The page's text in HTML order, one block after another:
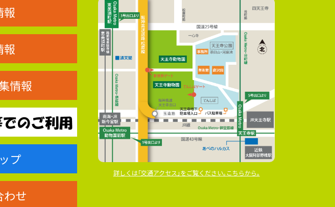
報
報
情報
プ
わせ
詳しくは｢交通アクセス｣をご覧ください｡こちらから｡